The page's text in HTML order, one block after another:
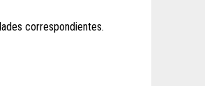
correspondientes.